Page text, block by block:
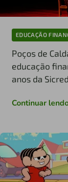
EDUCAÇÃO
Poços de
educação
anos da
Continuar